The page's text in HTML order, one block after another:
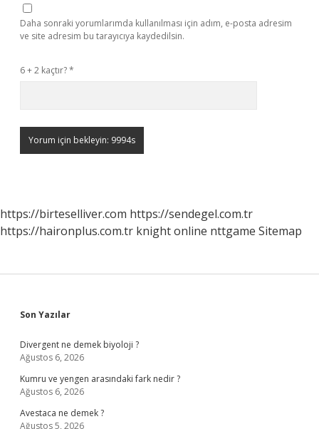
Daha sonraki yorumlarımda kullanılması için adım, e-posta adresim
ve site adresim bu tarayıcıya kaydedilsin.
6 + 2 kaçtır?*
https://birteselliver.com https://sendegel.com.tr
https://haironplus.com.tr knight online nttgame Sitemap
Sidebar
Son Yazılar
Divergent ne demek biyoloji ?
Ağustos 6, 2026
Kumru ve yengen arasındaki fark nedir ?
Ağustos 6, 2026
Avestaca ne demek ?
Ağustos 5, 2026